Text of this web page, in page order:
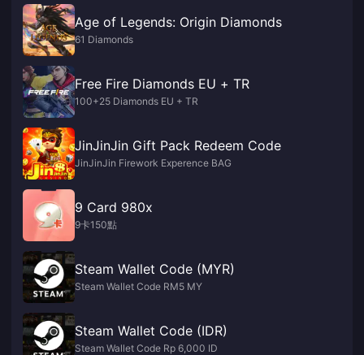
Age of Legends: Origin Diamonds
61 Diamonds
Free Fire Diamonds EU + TR
100+25 Diamonds EU + TR
JinJinJin Gift Pack Redeem Code
JinJinJin Firework Experence BAG
9 Card 980x
9卡150點
Steam Wallet Code (MYR)
Steam Wallet Code RM5 MY
Steam Wallet Code (IDR)
Steam Wallet Code Rp 6,000 ID